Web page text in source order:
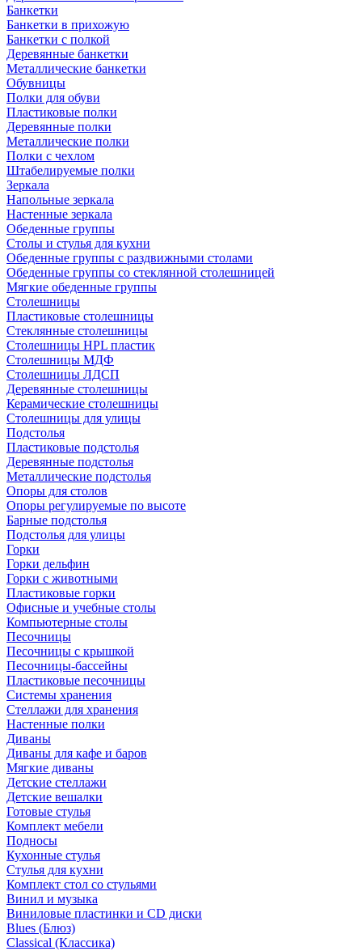
Банкетки
Банкетки в прихожую
Банкетки с полкой
Деревянные банкетки
Металлические банкетки
Обувницы
Полки для обуви
Пластиковые полки
Деревянные полки
Металлические полки
Полки с чехлом
Штабелируемые полки
Зеркала
Напольные зеркала
Настенные зеркала
Обеденные группы
Столы и стулья для кухни
Обеденные группы с раздвижными столами
Обеденные группы со стеклянной столешницей
Мягкие обеденные группы
Столешницы
Пластиковые столешницы
Стеклянные столешницы
Столешницы HPL пластик
Столешницы МДФ
Столешницы ЛДСП
Деревянные столешницы
Керамические столешницы
Столешницы для улицы
Подстолья
Пластиковые подстолья
Деревянные подстолья
Металлические подстолья
Опоры для столов
Опоры регулируемые по высоте
Барные подстолья
Подстолья для улицы
Горки
Горки дельфин
Горки с животными
Пластиковые горки
Офисные и учебные столы
Компьютерные столы
Песочницы
Песочницы с крышкой
Песочницы-бассейны
Пластиковые песочницы
Системы хранения
Стеллажи для хранения
Настенные полки
Диваны
Диваны для кафе и баров
Мягкие диваны
Детские стеллажи
Детские вешалки
Готовые стулья
Комплект мебели
Подносы
Кухонные стулья
Стулья для кухни
Комплект стол со стульями
Винил и музыка
Виниловые пластинки и CD диски
Blues (Блюз)
Classical (Классика)